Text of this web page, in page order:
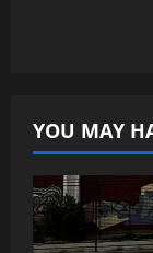
YOU MAY